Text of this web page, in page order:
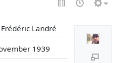
Landré
1939